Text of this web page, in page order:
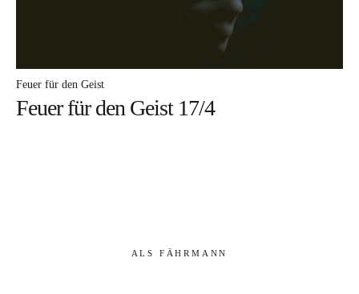
Feuer für den Geist
Feuer für den Geist 17/4
ALS FÄHRMANN